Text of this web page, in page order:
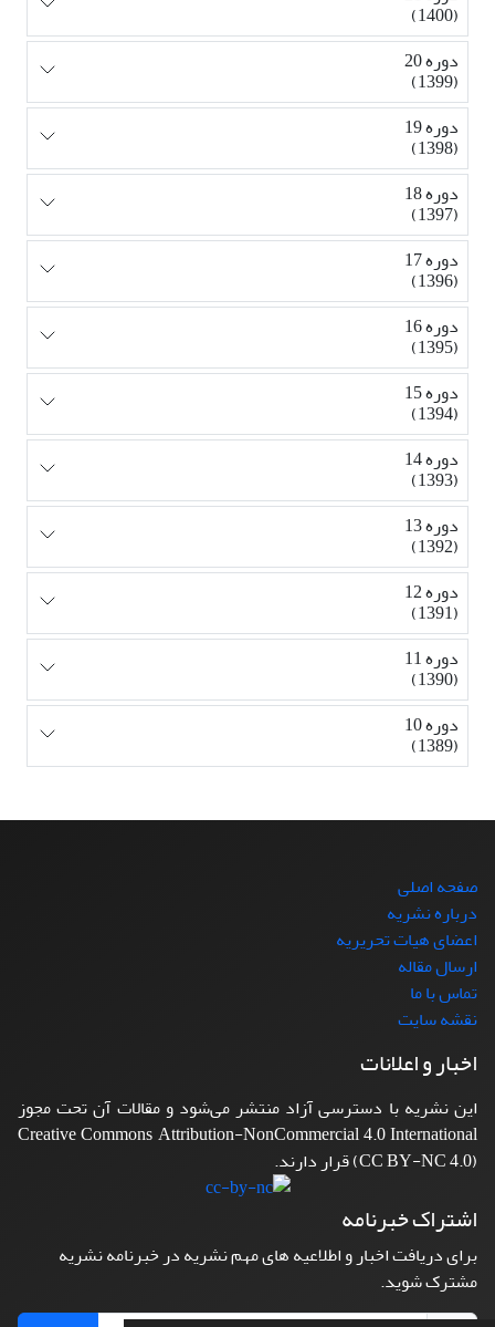
(1400)
دوره 20
(1399)
دوره 19
(1398)
دوره 18
(1397)
دوره 17
(1396)
دوره 16
(1395)
دوره 15
(1394)
دوره 14
(1393)
دوره 13
(1392)
دوره 12
(1391)
دوره 11
(1390)
دوره 10
(1389)
صفحه اصلی
درباره نشریه
اعضای هیات تحریریه
ارسال مقاله
تماس با ما
نقشه سایت
اخبار و اعلانات
این نشریه با دسترسی آزاد منتشر می‌شود و مقالات آن تحت مجوز
Creative Commons Attribution-NonCommercial 4.0 International
(CC BY-NC 4.0) قرار دارند.
اشتراک خبرنامه
برای دریافت اخبار و اطلاعیه های مهم نشریه در خبرنامه نشریه
مشترک شوید.